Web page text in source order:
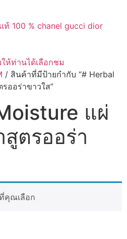
ท้ 100 % chanel gucci dior
ห้ท่านได้เลือกชม
/ สินค้าที่มีป้ายกำกับ “# Herbal
ออร่าขาวใส”
แผ่
ตรออร่า
คุณเลือก